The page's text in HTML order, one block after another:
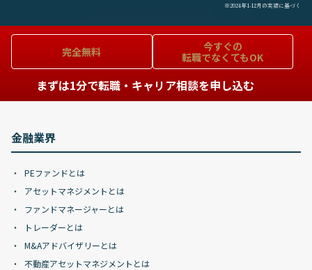
※2024年1-12月の実績に基づく
完全無料
今すぐの
転職でなくてもOK
まずは1分で転職・キャリア相談を申し込む
金融業界
PEファンドとは
アセットマネジメントとは
ファンドマネージャーとは
トレーダーとは
M&Aアドバイザリーとは
不動産アセットマネジメントとは